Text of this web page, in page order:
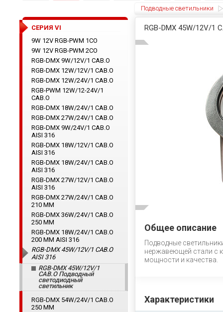
Подводные светильники
RGB-DMX 45W/
Общее описание
Подводные
нержавеющей стали с
мощности и качества.
Характеристики
CЕРИЯ VI
9W 12V RGB-PWM 1CO
9W 12V RGB-PWM 2CO
RGB-DMX 9W/12V/1 CAB.O
RGB-DMX 12W/12V/1 CAB.O
RGB-DMX 12W/24V/1 CAB.O
RGB-PWM 12W/12-24V/1
CAB.O
RGB-DMX 18W/24V/1 CAB.O
RGB-DMX 27W/24V/1 CAB.O
RGB-DMX 9W/24V/1 CAB.O
AISI 316
RGB-DMX 18W/12V/1 CAB.O
AISI 316
RGB-DMX 18W/24V/1 CAB.O
AISI 316
RGB-DMX 27W/12V/1 CAB.O
AISI 316
RGB-DMX 27W/24V/1 CAB.O
210 ММ
RGB-DMX 36W/24V/1 CAB.O
250 ММ
RGB-DMX 18W/24V/1 CAB.O
200 ММ AISI 316
RGB-DMX 45W/12V/1 CAB.O
AISI 316
RGB-DMX 45W/12V/1
CAB.O Подводный
светодиодный
светильник
RGB-DMX 54W/24V/1 CAB.O
250 ММ